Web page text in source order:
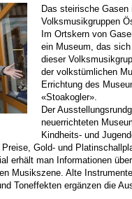
Das steirische
Volksmusikgruppen
Im Ortskern von
ein Museum, das
dieser
der volkstümlichen
Errichtung des
«Stoakogler».
Der
neuerrichteten
Kindheits- und
Gold- und
erhält man Informationen
Musikszene. Alte
Toneffekten ergänzen die